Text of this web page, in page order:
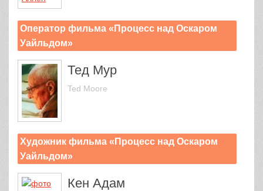
Оператор фильма «Процесс над Оскаром
Уайльдом»
Тед Мур
Ted Moore
Художник фильма «Процесс над Оскаром
Уайльдом»
Кен Адам